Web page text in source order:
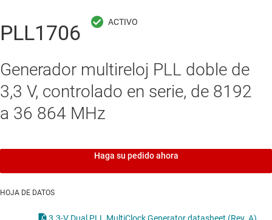
PLL1706
Generador multireloj PLL doble de
3,3 V, controlado en serie, de 8192
a 36 864 MHz
Haga su pedido ahora
HOJA DE DATOS